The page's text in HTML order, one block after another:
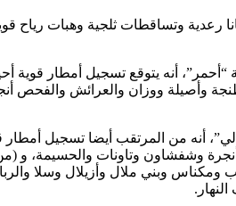
رعدية وتساقطات ثلجية وهبات رياح
وأصيلة ووزان والعرائش والفحص
وبني ملال وأزيلال وسلا